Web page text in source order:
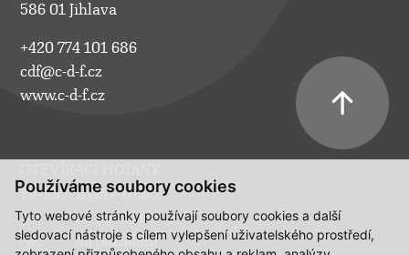
Používáme soubory cookies
Tyto webové stránky používají soubory cookies a další
sledovací nástroje s cílem vylepšení uživatelského prostředí,
586 01 Jihlava
+420 774 101 686
cdf@c-d-f.cz
www.c-d-f.cz
Po–Pá:
10.00–18.00
So:
na požádání
Ne:
na požádání